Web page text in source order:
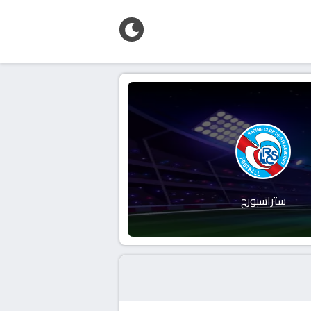
ستراسبورج